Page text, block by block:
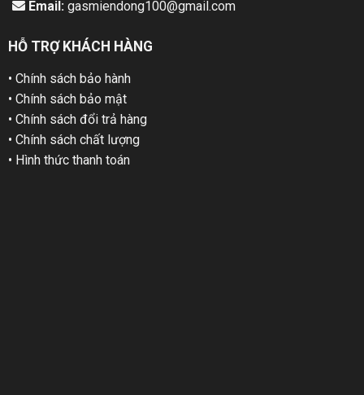
Email:gasmiendong100@gmail.com
HỖ TRỢ KHÁCH HÀNG
• Chính sách bảo hành
• Chính sách bảo mật
• Chính sách đổi trả hàng
• Chính sách chất lượng
• Hình thức thanh toán